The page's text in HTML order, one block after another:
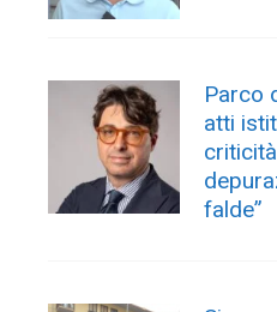
Parco
atti
falde”